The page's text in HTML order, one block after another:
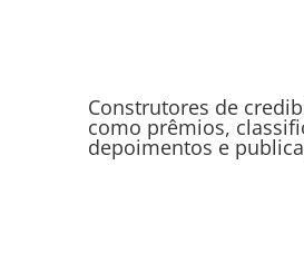
Construtores de
como prêmios,
depoimentos e